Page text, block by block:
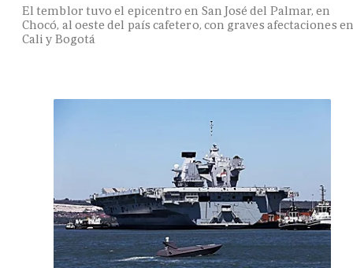
El temblor tuvo el epicentro en San José del Palmar, en
Chocó, al oeste del país cafetero, con graves afectaciones en
Cali y Bogotá